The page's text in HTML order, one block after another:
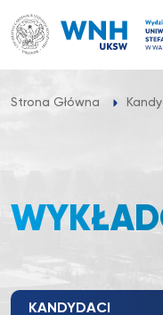
do
treści
Strona Główna
KANDYDACI